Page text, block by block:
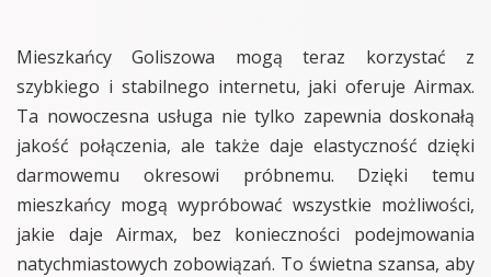
Mieszkańcy Goliszowa mogą teraz korzystać z
szybkiego i stabilnego internetu, jaki oferuje Airmax.
Ta nowoczesna usługa nie tylko zapewnia doskonałą
jakość połączenia, ale także daje elastyczność dzięki
darmowemu okresowi próbnemu. Dzięki temu
mieszkańcy mogą wypróbować wszystkie możliwości,
jakie daje Airmax, bez konieczności podejmowania
natychmiastowych zobowiązań. To świetna szansa, aby